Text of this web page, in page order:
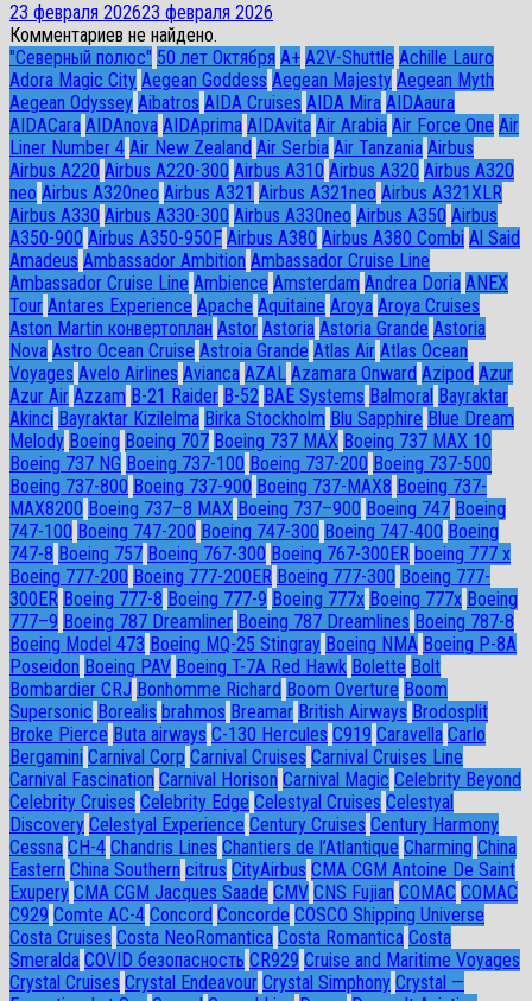
23 февраля 202623 февраля 2026
Комментариев не найдено.
"Северный полюс" 50 лет Октября A+ A2V-Shuttle Achille Lauro
Adora Magic City Aegean Goddess Aegean Majesty Aegean Myth
Aegean Odyssey Aibatros AIDA Cruises AIDA Mira AIDAaura
AIDACara AIDAnova AIDAprima AIDAvita Air Arabia Air Force One Air
Liner Number 4 Air New Zealand Air Serbia Air Tanzania Airbus
Airbus A220 Airbus A220-300 Airbus A310 Airbus A320 Airbus A320
neo Airbus A320neo Airbus A321 Airbus A321neo Airbus A321XLR
Airbus A330 Airbus A330-300 Airbus A330neo Airbus A350 Airbus
A350-900 Airbus A350-950F Airbus A380 Airbus A380 Combi Al Said
Amadeus Ambassador Ambition Ambassador Cruise Line
Ambassador Сruise Line Ambience Amsterdam Andrea Doria ANEX
Tour Antares Experience Apache Aquitaine Aroya Aroya Cruises
Aston Martin конвертоплан Astor Astoria Astoria Grande Astoria
Nova Astro Ocean Cruise Astroia Grande Atlas Air Atlas Ocean
Voyages Avelo Airlines Avianca AZAL Azamara Onward Azipod Azur
Azur Air Azzam B-21 Raider B-52 BAE Systems Balmoral Bayraktar
Akinci Bayraktar Kizilelma Birka Stockholm Blu Sapphire Blue Dream
Melody Boeing Boeing 707 Boeing 737 MAX Boeing 737 MAX 10
Boeing 737 NG Boeing 737-100 Boeing 737-200 Boeing 737-500
Boeing 737-800 Boeing 737-900 Boeing 737-MAX8 Boeing 737-
MAX8200 Boeing 737–8 MAX Boeing 737–900 Boeing 747 Boeing
747-100 Boeing 747-200 Boeing 747-300 Boeing 747-400 Boeing
747-8 Boeing 757 Boeing 767-300 Boeing 767-300ER boeing 777 x
Boeing 777-200 Boeing 777-200ER Boeing 777-300 Boeing 777-
300ER Boeing 777-8 Boeing 777-9 Boeing 777x Boeing 777х Boeing
777–9 Boeing 787 Dreamliner Boeing 787 Dreamlines Boeing 787-8
Boeing Model 473 Boeing MQ-25 Stingray Boeing NMA Boeing P-8A
Poseidon Boeing PAV Boeing T-7A Red Hawk Bolette Bolt
Bombardier CRJ Bonhomme Richard Boom Overture Boom
Supersonic Borealis brahmos Breamar British Airways Brodosplit
Broke Pierce Buta airways C-130 Hercules C919 Caravella Carlo
Bergamini Carnival Corp Carnival Cruises Carnival Cruises Line
Carnival Fascination Carnival Horison Carnival Magic Celebrity Beyond
Celebrity Cruises Celebrity Edge Celestyal Cruises Celestyal
Discovery Celestyal Experience Century Cruises Century Harmony
Cessna CH-4 Chandris Lines Chantiers de l’Atlantique Charming China
Eastern China Southern citrus CityAirbus CMA CGM Antoine De Saint
Exupery CMA CGM Jacques Saade CMV CNS Fujian COMAC COMAC
C929 Comte AC-4 Concord Concorde COSCO Shipping Universe
Costa Cruises Costa NeoRomantica Costa Romantica Costa
Smeralda COVID безопасность CR929 Cruise and Maritime Voyages
Crystal Cruises Crystal Endeavour Crystal Simphony Crystal —